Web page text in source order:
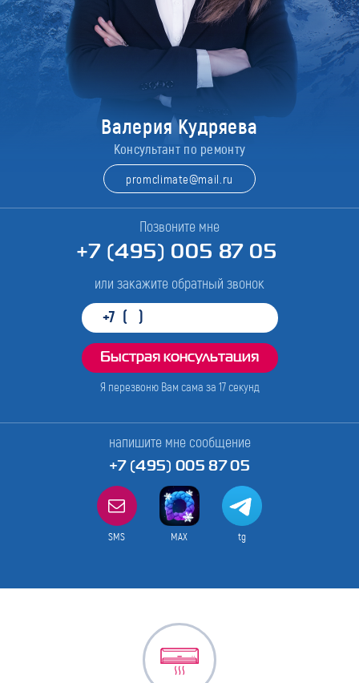
Валерия Кудряева
Консультант по ремонту
promclimate@mail.ru
Позвоните мне
+7 (495) 005 87 05
или закажите обратный звонок
Я перезвоню Вам сама за 17секунд
напишите мне сообщение
+7 (495) 005 87 05
SMS MAX tg